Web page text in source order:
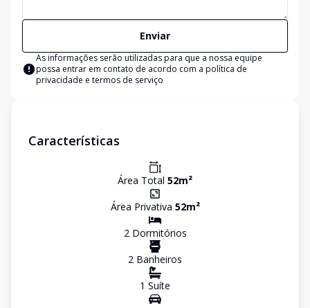
Enviar
As informações serão utilizadas para que a nossa equipe
possa entrar em contato de acordo com a política de
privacidade e termos de serviço
Características
Área Total 52m²
Área Privativa 52m²
2Dormitórios
2 Banheiros
1 Suíte